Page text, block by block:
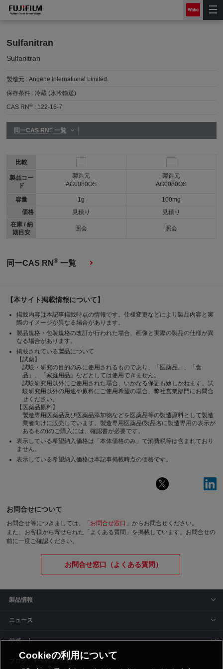
Sulfanitran
Sulfanitran
製造元 :Angene International Limited.
保存条件 :冷蔵 (氷冷輸送)
CAS RN® : 122-16-7
同一CAS RN®一覧
比較
製品コー
ド
容量
価格
在庫 / 納
期目安
製造元
AG0080OS
1g
見積り
照会
製造元
AG0080OS
100mg
見積り
照会
同一CAS RN® 一覧
【本サイト掲載情報について】
掲載内容は本記事掲載時点の情報です。仕様変更などにより製品内容と実
際のイメージが異なる場合があります。
製品規格・包装規格の改訂が行われた場合、画像と実際の製品の仕様が異
なる場合があります。
掲載されている製品について
【試薬】
試験・研究の目的のみに使用されるものであり、「医薬品」、「食
品」、「家庭用品」などとしては使用できません。
試験研究用以外にご使用された場合、いかなる保証も致しかねます。試
験研究用以外の用途や原料にご使用希望の場合、弊社営業部門にお問合
せください。
【医薬品原料】
製造専用医薬品及び医薬品添加物などを医薬品等の製造原料として製造
業者向けに販売しています。製造専用医薬品(製品名に製造専用の表示が
あるもの)のご購入には、確認書が必要です。
表示している希望納入価格は「本体価格のみ」で消費税等は含まれており
ません。
表示している希望納入価格は本記事掲載時点の価格です。
お問合せについて
お問合せ等につきましては、「 お問合せ窓口 」からお問合せください。
また、お客様から寄せられた「よくある質問」を掲載しています。お問合せの
前に一度ご確認ください。
お問合せ窓口（よくある質問）
製品情報
ニュース
サポート
siyaku-blog
Cookieの利用について